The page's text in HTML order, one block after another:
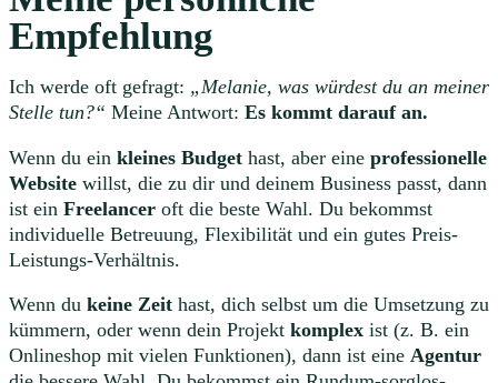
Empfehlung
Ich werde oft gefragt: „Melanie, was würdest du an meiner
Stelle tun?“ Meine Antwort: Es kommt darauf an.
Wenn du ein kleines Budget hast, aber eine professionelle
Website willst, die zu dir und deinem Business passt, dann
ist ein Freelancer oft die beste Wahl. Du bekommst
individuelle Betreuung, Flexibilität und ein gutes Preis-
Leistungs-Verhältnis.
Wenn du keine Zeit hast, dich selbst um die Umsetzung zu
kümmern, oder wenn dein Projekt komplex ist (z. B. ein
Onlineshop mit vielen Funktionen), dann ist eine Agentur